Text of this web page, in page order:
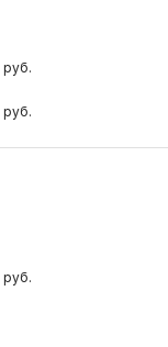
руб.
руб.
руб.